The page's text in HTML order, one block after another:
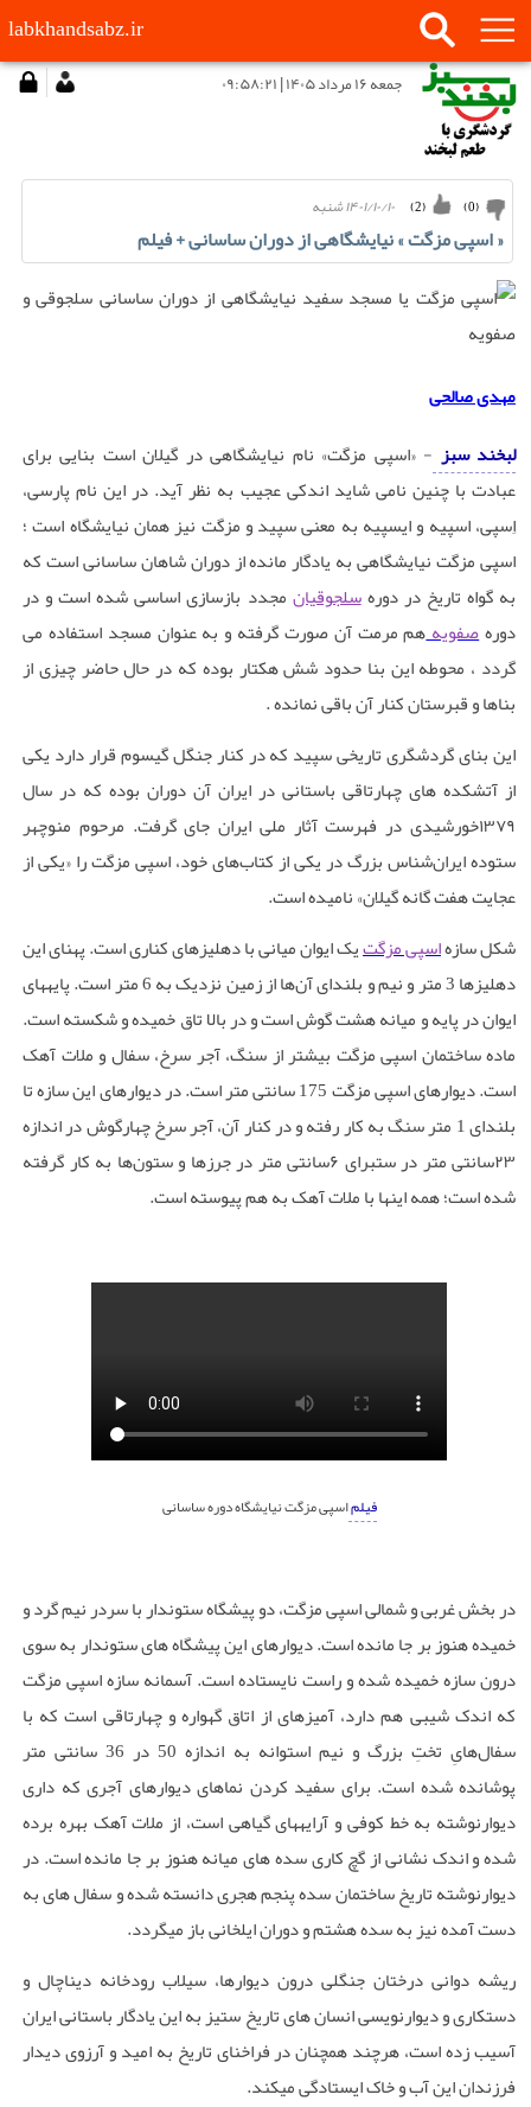
labkhandsabz.ir
جمعه ۱۶ مرداد ۱۴۰۵ | ۰۹:۵۸:۲۱
۱۴۰۱/۱۰/۱۰ شنبه (
2
) (
0
)
« اسپی مزگت » نیایشگاهی از دوران ساسانی + فیلم
مهدی صالحی
لبخند سبز - «اسپی مزگت» نام نیایشگاهی در گیلان است بنایی برای
عبادت با چنین نامی شاید اندکی عجیب به نظر آید. در این نام پارسی،
اِسپی، اسپیه و ایسپیه به معنی سپید و مزگت نیز همان نیایشگاه است ؛
اسپی مزگت نیایشگاهی به یادگار مانده از دوران شاهان ساسانی استکه
به گواه تاریخ در دورهسلجوقیان مجدد بازسازی اساسی شده است و در
دورهصفویههم مرمت آن صورت گرفته و به عنوان مسجد استفاده می
گردد ، محوطه این بنا حدود شش هکتار بوده که در حال حاضر چیزی از
بناها و قبرستان کنار آن باقی نمانده.
این بنای گردشگری تاریخی سپید که در کنار جنگل گیسوم قرار دارد یکی
از آتشکده های چهارتاقی باستانی در ایران آن دوران بوده که در سال
۱۳۷۹خورشیدی در فهرست آثار ملی ایران جای گرفت. مرحوم منوچهر
ستوده ایران‌شناس بزرگ در یکی از کتاب‌های خود، اسپی مزگت را «یکی از
عجایت هفت گانه گیلان» نامیده است.
شکل سازهاسپی مزگتیک ایوان میانی با دهلیزهای کناری است. پهنای این
دهلیزها 3 متر و نیم و بلندای آن‌ها از زمین نزدیک به 6 متر است. پایه­های
ایوان در پایه و میانه هشت گوش است و در بالا تاق خمیده و شکسته است.
ماده ساختمان اسپی مزگت بیشتر از سنگ، آجر سرخ، سفال و ملات آهک
است. دیوارهای اسپی مزگت 175 سانتی متر است. در دیوارهای این سازه تا
بلندای 1 ‌متر سنگ به کار رفته و در کنار آن، آجر سرخ چهارگوش در اندازه
۲۳سانتی ‌متر در ستبرای ۶سانتی ‌متر در جرزها و ستون‌ها به کار گرفته
شده است؛ همه این­ها با ملات آهک به هم پیوسته است.
فیلماسپی مزگت نیایشگاه دوره ساسانی
در بخش غربی و شمالی اسپی مزگت، دو پیشگاه ستوندار با سردر نیم گرد و
خمیده هنوز بر جا مانده است. دیوارهای این پیشگاه های ستوندار به سوی
درون سازه خمیده شده و راست نایستاده است. آسمانه سازه اسپی مزگت
که اندک شیبی هم دارد، آمیزه­ای از اتاق گهواره و چهارتاقی است که با
سفال‌هایِ تختِ بزرگ و نیم استوانه به اندازه 50 در 36 سانتی متر‌
پوشانده شده است. برای سفید کردن نماهای دیوارهای آجری که داری
دیوارنوشته به خط کوفی و آرایه­های گیاهی است، از ملات آهک بهره برده
شده و اندک نشانی از گچ کاری سده های میانه هنوز بر جا مانده است. در
دیوارنوشته تاریخ ساختمان سده پنجم هجری دانسته شده و سفال های به
دست آمده نیز به سده هشتم و دوران ایلخانی باز می­گردد.
ریشه دوانی درختان جنگلی درون دیوارها، سیلاب رودخانه دیناچال و
دستکاری و دیوارنویسی انسان های تاریخ ستیز به این یادگار باستانی ایران
آسیب زده است، هرچند همچنان در فراخنای تاریخ به امید و آرزوی دیدار
فرزندان این آب و خاک ایستادگی می­کند.